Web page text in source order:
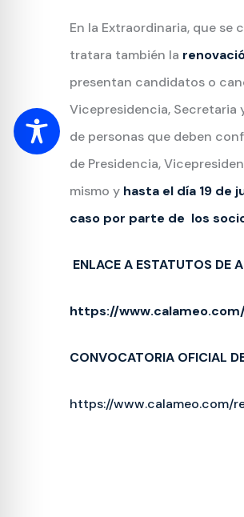
En la Extraordinaria, que se
tratara también la
presentan candidatos o
Vicepresidencia, Secretaria
de personas que deben
de Presidencia,
mismo y hasta el día 19 de
caso por parte de los
ENLACE A ESTATUTOS DE
https://
CONVOCATORIA OFICIAL
https://